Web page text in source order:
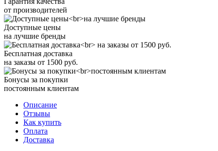
от производителей
Доступные цены
на лучшие бренды
Бесплатная доставка
на заказы от 1500 руб.
Бонусы за покупки
постоянным клиентам
Описание
Отзывы
Как купить
Оплата
Доставка